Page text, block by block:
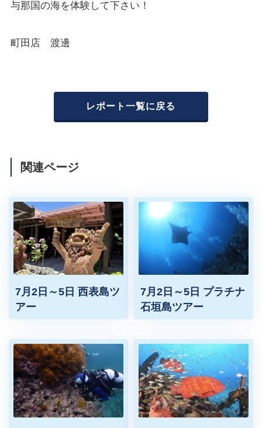
与那国の海を体験して下さい！
町田店 渡邊
レポート一覧に戻る
関連ページ
7月2日～5日 西表島ツ
アー
7月2日～5日 プラチナ
石垣島ツアー